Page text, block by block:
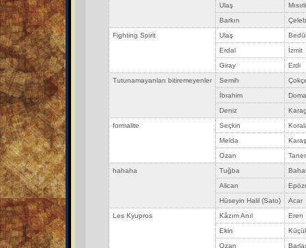
Ulaş
Barkın
Fighting Spirit
Ulaş
Erdal
İzmit
Giray
Erdi
Tutunamayanları bitiremeyenler
Semih
İbrahim
Deniz
formalite
Seçkin
Melda
Ozan
hahaha
Tuğba
Alican
Hüseyin Halil (Sato)
Acar
Les Kyupros
Kâzım Anıl
Eren
Ekin
Ozan